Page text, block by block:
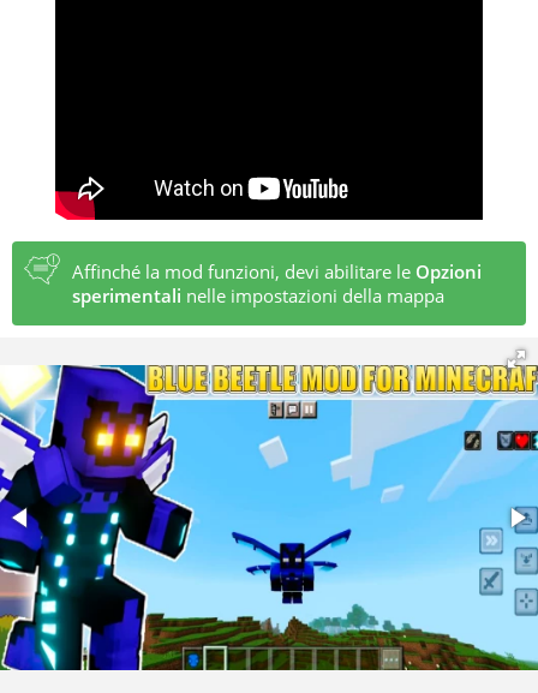
Affinché la mod funzioni, devi abilitare le Opzioni
sperimentali nelle impostazioni della mappa